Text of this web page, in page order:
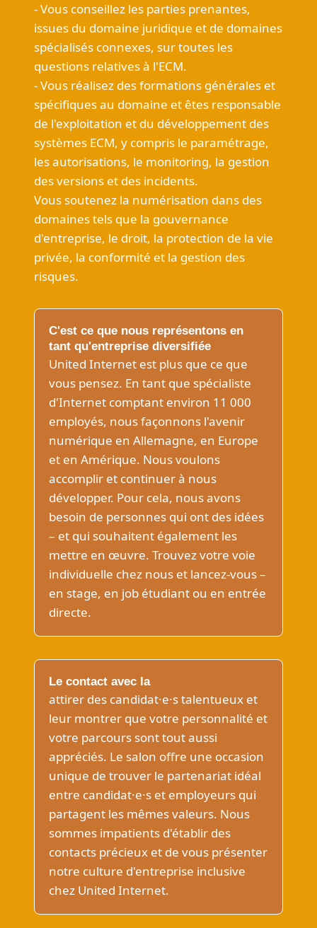
- Vous conseillez les parties prenantes,
issues du domaine juridique et de domaines
spécialisés connexes, sur toutes les
questions relatives à l'ECM.
- Vous réalisez des formations générales et
spécifiques au domaine et êtes responsable
de l'exploitation et du développement des
systèmes ECM, y compris le paramétrage,
les autorisations, le monitoring, la gestion
des versions et des incidents.
Vous soutenez la numérisation dans des
domaines tels que la gouvernance
d'entreprise, le droit, la protection de la vie
privée, la conformité et la gestion des
risques.
C'est ce que nous représentons en
tant qu'entreprise diversifiée
United Internet est plus que ce que
vous pensez. En tant que spécialiste
d'Internet comptant environ 11 000
employés, nous façonnons l'avenir
numérique en Allemagne, en Europe
et en Amérique. Nous voulons
accomplir et continuer à nous
développer. Pour cela, nous avons
besoin de personnes qui ont des idées
– et qui souhaitent également les
mettre en œuvre. Trouvez votre voie
individuelle chez nous et lancez-vous –
en stage, en job étudiant ou en entrée
directe.
Le contact avec la
attirer des candidat·e·s talentueux et
leur montrer que votre personnalité et
votre parcours sont tout aussi
appréciés. Le salon offre une occasion
unique de trouver le partenariat idéal
entre candidat·e·s et employeurs qui
partagent les mêmes valeurs. Nous
sommes impatients d'établir des
contacts précieux et de vous présenter
notre culture d'entreprise inclusive
chez United Internet.